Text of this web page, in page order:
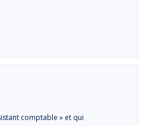
comptable » et qui